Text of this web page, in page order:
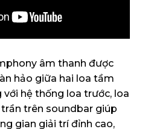
âm thanh được
hảo giữa hai loa tầm
hệ thống loa trước, loa
trên soundbar giúp
gian giải trí đỉnh cao,